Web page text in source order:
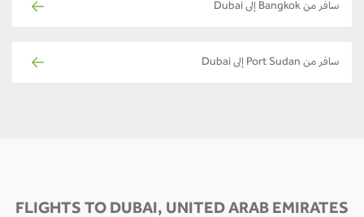
سافر من Bangkok إلى Dubai
سافر من Port Sudan إلى Dubai
FLIGHTS TO DUBAI, UNITED ARAB EMIRATES